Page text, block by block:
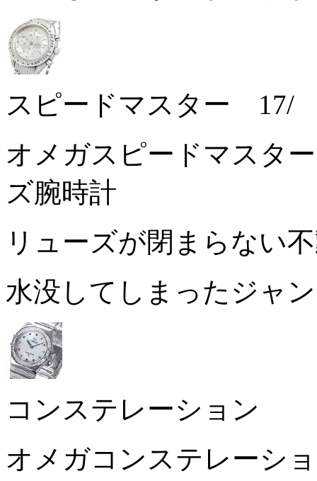
スピードマスター 17/
オメガスピードマスタ
ズ腕時計
リューズが閉まらない
水没してしまったジャ
コンステレーション
オメガコンステレーシ